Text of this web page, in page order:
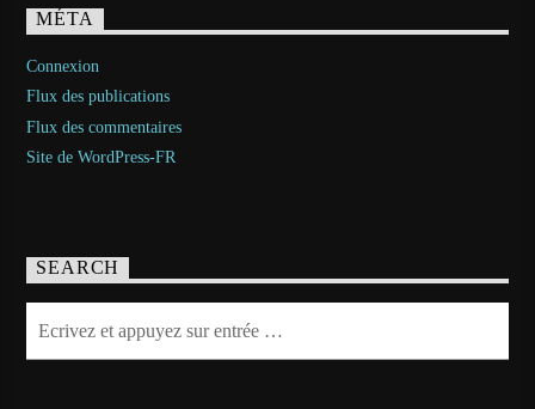
MÉTA
Connexion
Flux des publications
Flux des commentaires
Site de WordPress-FR
SEARCH